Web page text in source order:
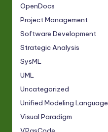
OpenDocs
Project Management
Software Development
Strategic Analysis
SysML
UML
Uncategorized
Unified Modeling Language
Visual Paradigm